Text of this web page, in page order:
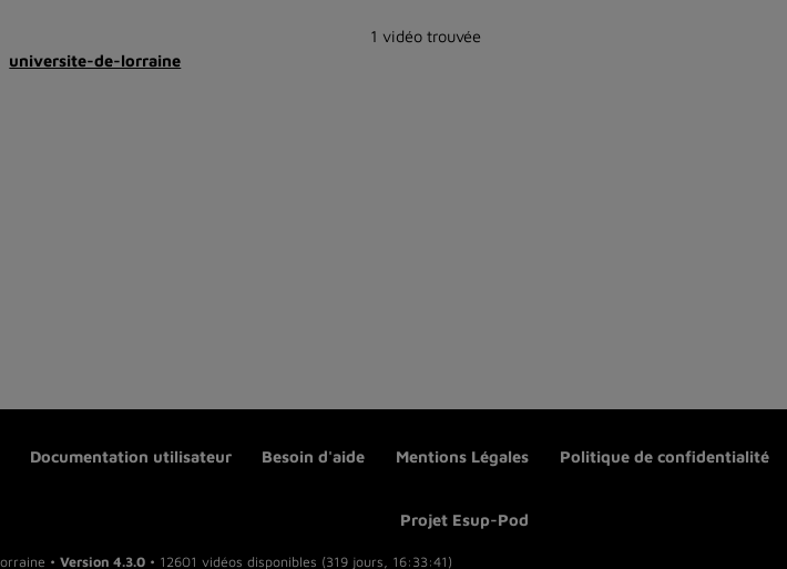
universite-de-lorraine
1 vidéo trouvée
Documentation utilisateur Besoin d'aide Mentions Légales Politique de confidentialité
Projet Esup-Pod
• Version 4.3.0 • 12601 vidéos disponibles (319 jours, 16:33:41)